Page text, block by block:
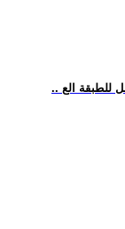
للطبقة الع